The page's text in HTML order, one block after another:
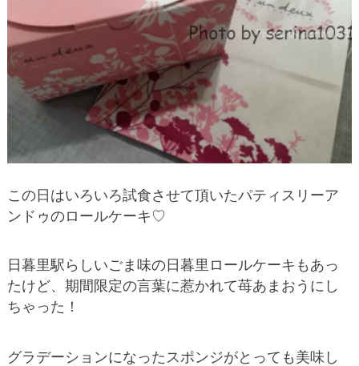
この日はいろいろ試食させて頂いたパティスリーア
ンドゥのロールケーキ♡
日暮里駅らしいごま味の日暮里ロールケーキもあっ
たけど、期間限定の言葉に惹かれて苺あまおうにし
ちゃった！
グラデーションになったスポンジがとっても美味し